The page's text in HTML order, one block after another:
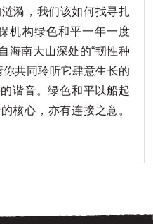
漪，我们该如何找寻扎
机构绿色和平一年一度
海南大山深处的“韧性种
共同聆听它肆意生长的
谐音。绿色和平以船起
核心，亦有连接之意。